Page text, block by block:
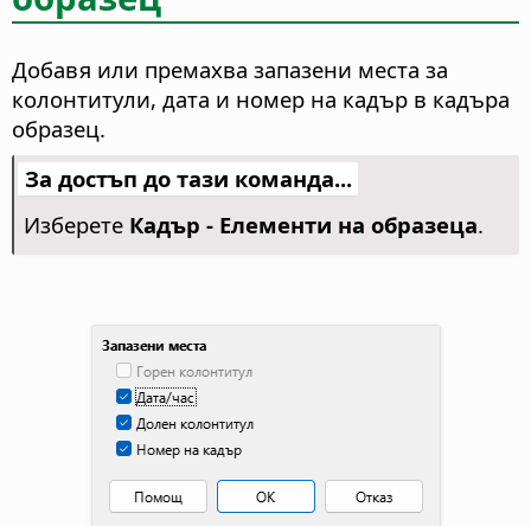
Добавя или премахва запазени места за
колонтитули, дата и номер на кадър в кадъра
образец.
За достъп до тази команда...
Изберете Кадър - Елементи на образеца.